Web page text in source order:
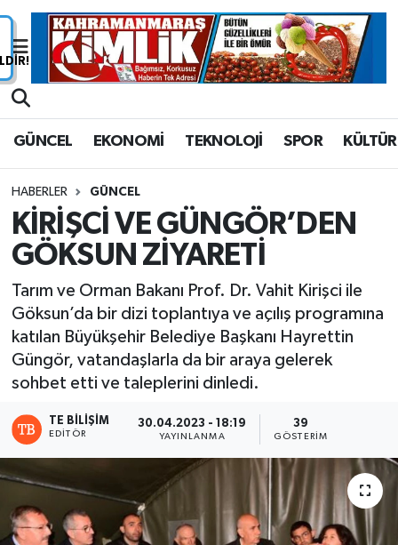
GÜNCEL EKONOMİ TEKNOLOJİ SPOR KÜLTÜR
HABERLER GÜNCEL
KİRİŞCİ VE GÜNGÖR’DEN
GÖKSUN ZİYARETİ
Tarım ve Orman Bakanı Prof. Dr. Vahit Kirişci ile
Göksun’da bir dizi toplantıya ve açılış programına
katılan Büyükşehir Belediye Başkanı Hayrettin
Güngör, vatandaşlarla da bir araya gelerek
sohbet etti ve taleplerini dinledi.
TE BILIŞIM
EDITÖR
30.04.2023 - 18:19
YAYINLANMA
39
GÖSTERIM
Nöbetçi Eczaneler
Trafik Durumu
Süper Lig Puan Durumu ve Fikstür
Tüm Manşetler
Son Dakika Haberleri
Haber Arşivi